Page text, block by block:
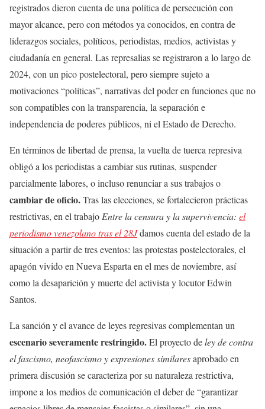
registrados dieron cuenta de una política de persecución con
mayor alcance, pero con métodos ya conocidos, en contra de
liderazgos sociales, políticos, periodistas, medios, activistas y
ciudadanía en general. Las represalias se registraron a lo largo de
2024, con un pico postelectoral, pero siempre sujeto a
motivaciones “políticas”, narrativas del poder en funciones que no
son compatibles con la transparencia, la separación e
independencia de poderes públicos, ni el Estado de Derecho.
En términos de libertad de prensa, la vuelta de tuerca represiva
obligó a los periodistas a cambiar sus rutinas, suspender
parcialmente labores, o incluso renunciar a sus trabajos o
cambiar de oficio.Tras las elecciones, se fortalecieron prácticas
restrictivas, en el trabajo Entre la censura y la supervivencia: el
periodismo venezolano tras el 28Jdamos cuenta del estado de la
situación a partir de tres eventos: las protestas postelectorales, el
apagón vivido en Nueva Esparta en el mes de noviembre, así
como la desaparición y muerte del activista y locutor Edwin
Santos.
La sanción y el avance de leyes regresivas complementan un
escenario severamente restringido.El proyecto deley de contra
el fascismo, neofascismo y expresiones similaresaprobado en
primera discusión se caracteriza por su naturaleza restrictiva,
impone a los medios de comunicación el deber de “garantizar